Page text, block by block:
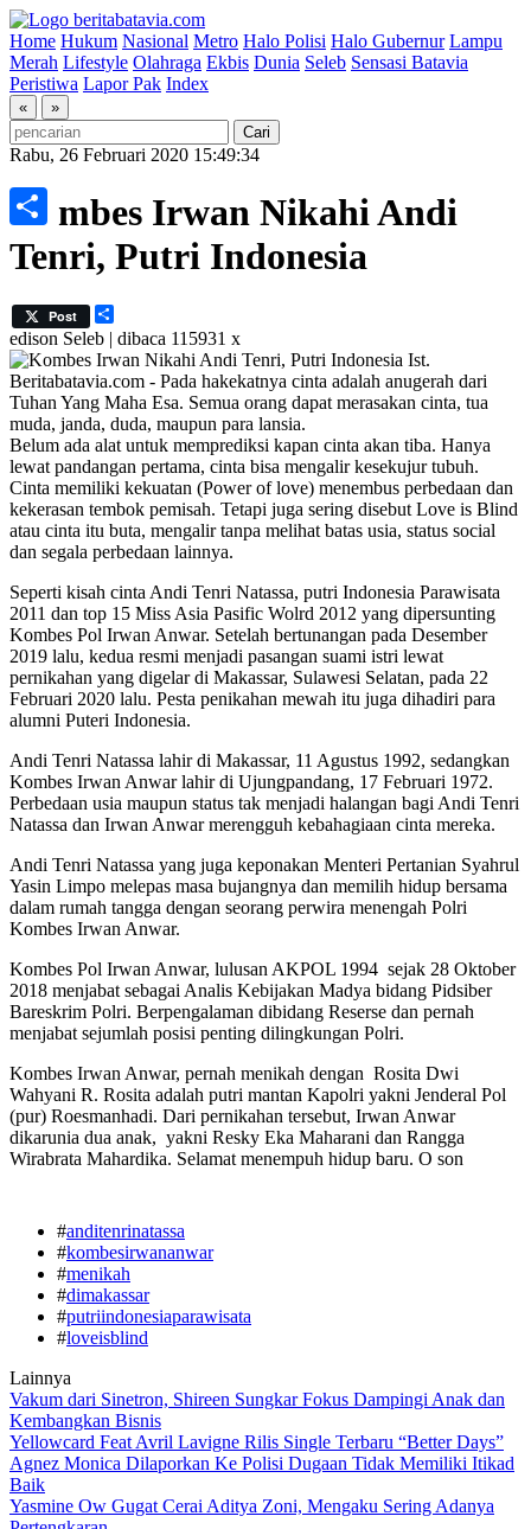
Home Hukum Nasional Metro Halo Polisi Halo Gubernur Lampu
Merah Lifestyle Olahraga Ekbis Dunia Seleb Sensasi Batavia
Peristiwa Lapor Pak Index
« »
Rabu, 26 Februari 2020 15:49:34
Kombes Irwan Nikahi Andi
Tenri, Putri Indonesia
Post
edison Seleb | dibaca 115931 x
Ist.
Beritabatavia.com - Pada hakekatnya cinta adalah anugerah dari
Tuhan Yang Maha Esa. Semua orang dapat merasakan cinta, tua
muda, janda, duda, maupun para lansia.
Belum ada alat untuk memprediksi kapan cinta akan tiba. Hanya
lewat pandangan pertama, cinta bisa mengalir kesekujur tubuh.
Cinta memiliki kekuatan (Power of love) menembus perbedaan dan
kekerasan tembok pemisah. Tetapi juga sering disebut Love is Blind
atau cinta itu buta, mengalir tanpa melihat batas usia, status social
dan segala perbedaan lainnya.
Seperti kisah cinta Andi Tenri Natassa, putri Indonesia Parawisata
2011 dan top 15 Miss Asia Pasific Wolrd 2012 yang dipersunting
Kombes Pol Irwan Anwar. Setelah bertunangan pada Desember
2019 lalu, kedua resmi menjadi pasangan suami istri lewat
pernikahan yang digelar di Makassar, Sulawesi Selatan, pada 22
Februari 2020 lalu. Pesta penikahan mewah itu juga dihadiri para
alumni Puteri Indonesia.
Andi Tenri Natassa lahir di Makassar, 11 Agustus 1992, sedangkan
Kombes Irwan Anwar lahir di Ujungpandang, 17 Februari 1972.
Perbedaan usia maupun status tak menjadi halangan bagi Andi Tenri
Natassa dan Irwan Anwar merengguh kebahagiaan cinta mereka.
Andi Tenri Natassa yang juga keponakan Menteri Pertanian Syahrul
Yasin Limpo melepas masa bujangnya dan memilih hidup bersama
dalam rumah tangga dengan seorang perwira menengah Polri
Kombes Irwan Anwar.
Kombes Pol Irwan Anwar, lulusan AKPOL 1994 sejak 28 Oktober
2018 menjabat sebagai Analis Kebijakan Madya bidang Pidsiber
Bareskrim Polri. Berpengalaman dibidang Reserse dan pernah
menjabat sejumlah posisi penting dilingkungan Polri.
Kombes Irwan Anwar, pernah menikah dengan Rosita Dwi
Wahyani R. Rosita adalah putri mantan Kapolri yakni Jenderal Pol
(pur) Roesmanhadi. Dari pernikahan tersebut, Irwan Anwar
dikarunia dua anak, yakni Resky Eka Maharani dan Rangga
Wirabrata Mahardika. Selamat menempuh hidup baru. O son
Share
#anditenrinatassa
#kombesirwananwar
#menikah
#dimakassar
#putriindonesiaparawisata
#loveisblind
Lainnya
Vakum dari Sinetron, Shireen Sungkar Fokus Dampingi Anak dan
Kembangkan Bisnis
Yellowcard Feat Avril Lavigne Rilis Single Terbaru “Better Days”
Agnez Monica Dilaporkan Ke Polisi Dugaan Tidak Memiliki Itikad
Baik
Yasmine Ow Gugat Cerai Aditya Zoni, Mengaku Sering Adanya